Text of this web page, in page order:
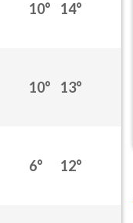
10° 14°
10° 13°
6° 12°